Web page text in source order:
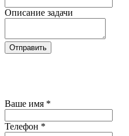
Описание задачи
Отправить
Ваше имя *
Телефон *